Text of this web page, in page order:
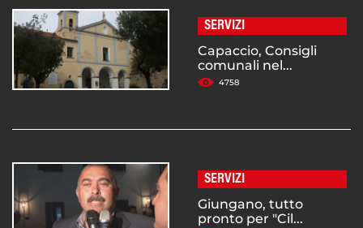
SERVIZI
Capaccio, Consigli
comunali nel...
4758
SERVIZI
Giungano, tutto
pronto per "Cil...